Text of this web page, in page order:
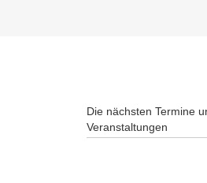
Die nächsten Termine
Veranstaltungen